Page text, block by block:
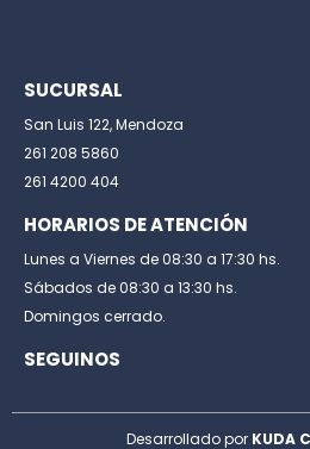
SUCURSAL
San Luis 122, Mendoza
261 208 5860
261 4200 404
HORARIOS DE ATENCIÓN
Lunes a Viernes de 08:30 a 17:30 hs.
Sábados de 08:30 a 13:30 hs.
Domingos cerrado.
SEGUINOS
Desarrollado por KUDA